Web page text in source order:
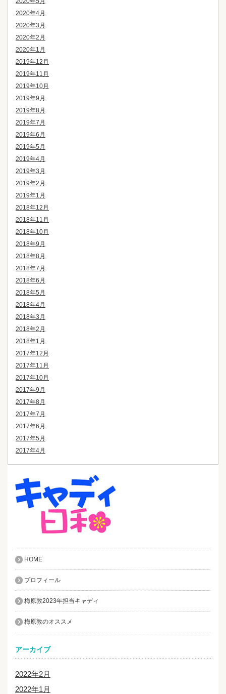
2020年4月
2020年3月
2020年2月
2020年1月
2019年12月
2019年11月
2019年10月
2019年9月
2019年8月
2019年7月
2019年6月
2019年5月
2019年4月
2019年3月
2019年2月
2019年1月
2018年12月
2018年11月
2018年10月
2018年9月
2018年8月
2018年7月
2018年6月
2018年5月
2018年4月
2018年3月
2018年2月
2018年1月
2017年12月
2017年11月
2017年10月
2017年9月
2017年8月
2017年7月
2017年6月
2017年5月
2017年4月
HOME
プロフィール
梅原敦2023年担当キャディ
梅原敦のオススメ
アーカイブ
2022年2月
2022年1月